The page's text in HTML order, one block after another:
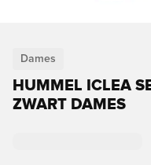
Dames
HUMMEL ICLEA
ZWART DAMES